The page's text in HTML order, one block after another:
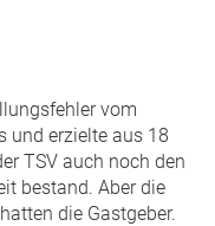
vom
und erzielte aus 18
TSV auch noch den
bestand. Aber die
die Gastgeber.